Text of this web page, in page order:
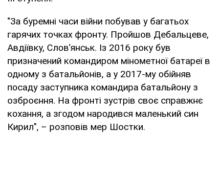
"За буремні часи війни побував у багатьох
гарячих точках фронту. Пройшов Дебальцеве,
Авдіївку, Слов’янськ. Із 2016 року був
призначений командиром мінометної батареї в
одному з батальйонів, а у 2017-му обійняв
посаду заступника командира батальйону з
озброєння. На фронті зустрів своє справжнє
кохання, а згодом народився маленький син
Кирил", – розповів мер Шостки.